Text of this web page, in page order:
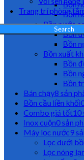
Trang trí phòng
Search
Bồn
Bồn
Bồn nước
Bồn
Bồn
Bồn xuất
Bồn
Bồn
Bồn
Bán chạy8 sản
Bồn cầu liền khối
Combo giá tốt10
Inox cuộn0 sản
Máy lọc nước9
Lọc dưới
Lọc nóng